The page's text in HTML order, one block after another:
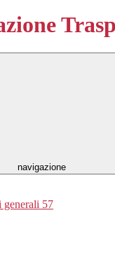
navigazione
generali 57